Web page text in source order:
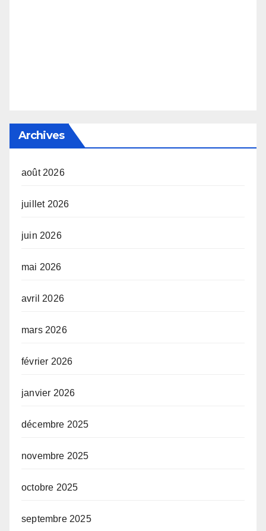
Archives
août 2026
juillet 2026
juin 2026
mai 2026
avril 2026
mars 2026
février 2026
janvier 2026
décembre 2025
novembre 2025
octobre 2025
septembre 2025